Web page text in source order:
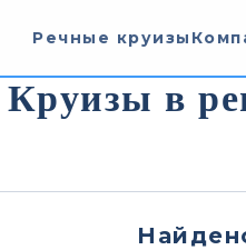
Речные круизы
Круизы в